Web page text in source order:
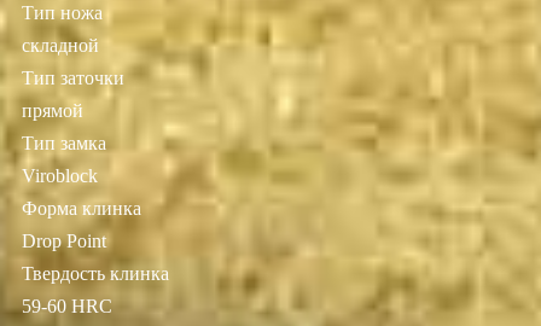
Тип ножа
складной
Тип заточки
прямой
Тип замка
Viroblock
Форма клинка
Drop Point
Твердость клинка
59-60 HRC